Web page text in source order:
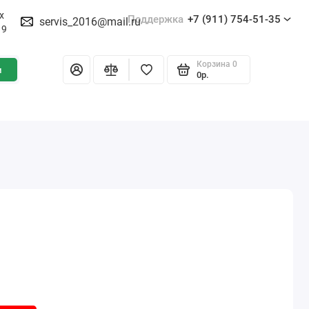
servis_2016@mail.ruПоддержка +7 (911) 754-51-35
Корзина 0
0р.